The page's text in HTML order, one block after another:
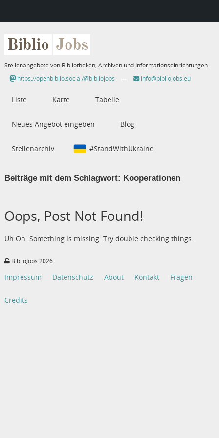
Biblio Jobs
Stellenangebote von Bibliotheken, Archiven und Informationseinrichtungen
https://openbiblio.social/@bibliojobs
— info@bibliojobs.eu
Liste Karte Tabelle
Neues Angebot eingeben Blog
Stellenarchiv #StandWithUkraine
Beiträge mit dem Schlagwort: Kooperationen
Oops, Post Not Found!
Uh Oh. Something is missing. Try double checking things.
BiblioJobs 2026
Impressum Datenschutz About Kontakt Fragen
Credits